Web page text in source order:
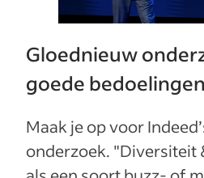
Gloednieuw
goede
Maak je op voor
onderzoek. "Diversiteit